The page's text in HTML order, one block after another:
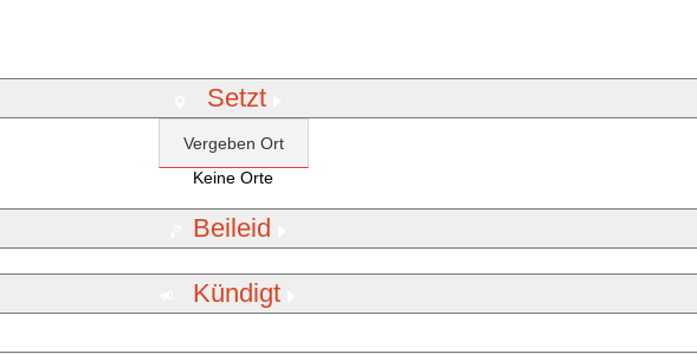
Setzt
Vergeben Ort
Keine Orte
Beileid
Kündigt